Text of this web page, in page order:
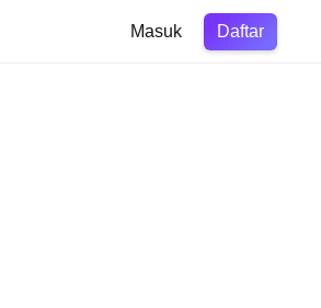
Masuk Daftar